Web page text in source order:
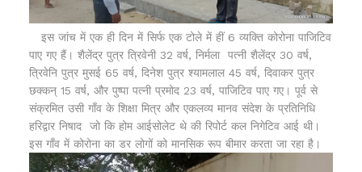
इस जांच में एक ही दिन में सिर्फ एक टोले में हीं 6 व्यक्ति कोरोना पाजिटिव
पाए गए हैं। शैलेंद्र पुत्र त्रिवेनी 32 वर्ष, निर्मला पत्नी शैलेंद्र 30 वर्ष,
त्रिवेनि पुत्र मुसई 65 वर्ष, दिनेश पुत्र श्यामलाल 45 वर्ष, दिवाकर पुत्र
छक्कन् 15 वर्ष, और पुष्पा पत्नी प्रमोद 23 वर्ष, पाजिटिव पाए गए। पूर्व से
संक्रमित उसी गाँव के शिक्षा मित्र और एकलव्य मानव संदेश के प्रतिनिधि
हरिद्वार निषाद जो कि होम आईसोलेट थे की रिपोर्ट कल निगेटिव आई थी।
इस गाँव में कोरोना का डर लोगों को मानसिक रूप बीमार करता जा रहा है।